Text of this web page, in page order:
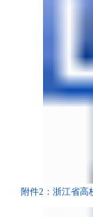
附件2：浙江省高